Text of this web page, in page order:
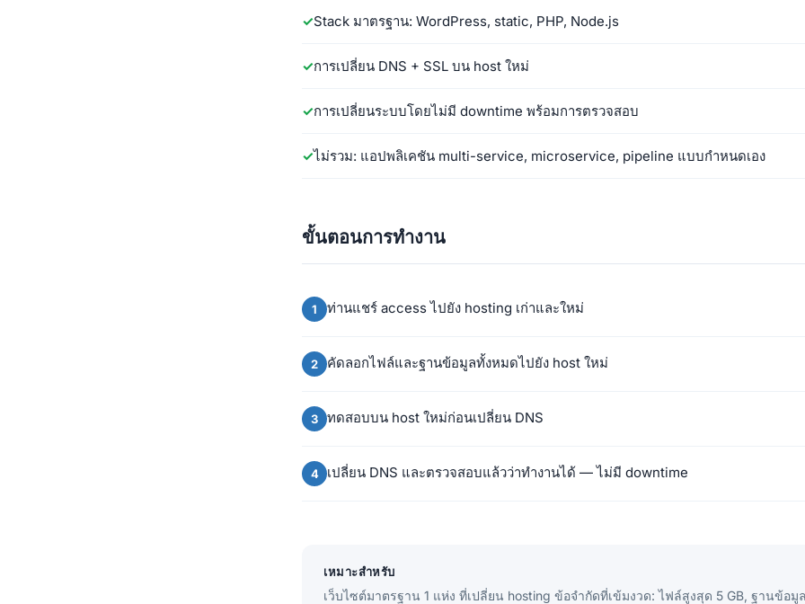
Stack มาตรฐาน: WordPress, static, PHP, Node.js
การเปลี่ยน DNS + SSL บน host ใหม่
การเปลี่ยนระบบโดยไม่มี downtime พร้อมการตรวจสอบ
ไม่รวม: แอปพลิเคชัน multi-service, microservice, pipeline แบบกำหนดเอง
ขั้นตอนการทำงาน
ท่านแชร์ access ไปยัง hosting เก่าและใหม่
คัดลอกไฟล์และฐานข้อมูลทั้งหมดไปยัง host ใหม่
ทดสอบบน host ใหม่ก่อนเปลี่ยน DNS
เปลี่ยน DNS และตรวจสอบแล้วว่าทำงานได้ — ไม่มี downtime
เหมาะสำหรับ
เว็บไซต์มาตรฐาน 1 แห่ง ที่เปลี่ยน hosting ข้อจำกัดที่เข้มงวด: ไฟล์สูงสุด 5 GB, ฐานข้อมู